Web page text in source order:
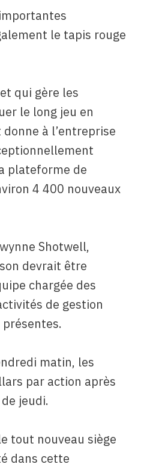
le tapis rouge
qui gère les
le long jeu en
à l’entreprise
plateforme de
4 400 nouveaux
Shotwell,
devrait être
chargée des
de gestion
matin, les
par action après
jeudi.
tout nouveau siège
dans cette